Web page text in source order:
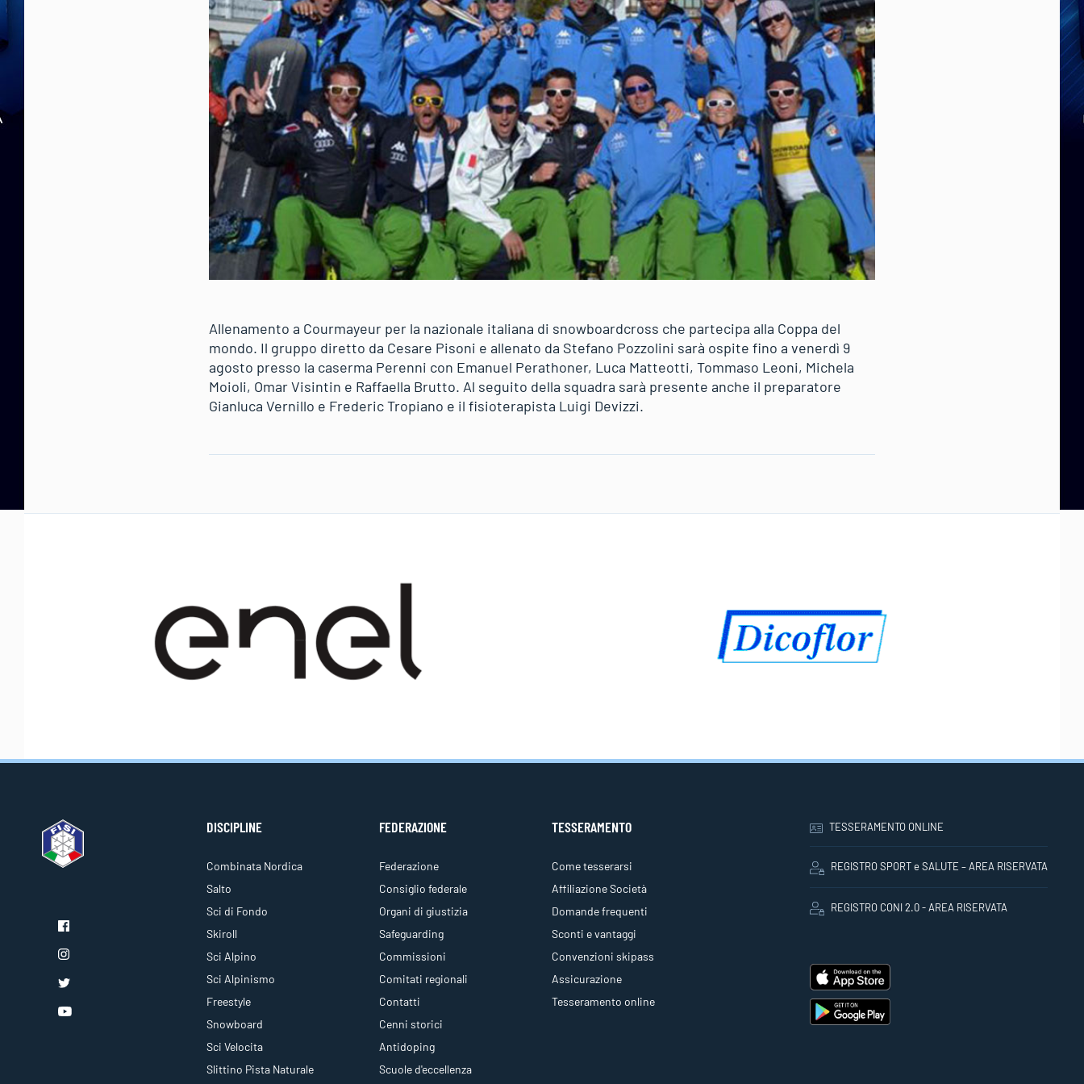
Allenamento a Courmayeur per la nazionale italiana di snowboardcross che partecipa alla Coppa del
mondo. Il gruppo diretto da Cesare Pisoni e allenato da Stefano Pozzolini sarà ospite fino a venerdì 9
agosto presso la caserma Perenni con Emanuel Perathoner, Luca Matteotti, Tommaso Leoni, Michela
Moioli, Omar Visintin e Raffaella Brutto. Al seguito della squadra sarà presente anche il preparatore
Gianluca Vernillo e Frederic Tropiano e il fisioterapista Luigi Devizzi.
DISCIPLINE
Combinata Nordica
Salto
Sci di Fondo
Skiroll
Sci Alpino
Sci Alpinismo
Freestyle
Snowboard
Sci Velocita
Slittino Pista Naturale
FEDERAZIONE
Federazione
Consiglio federale
Organi di giustizia
Safeguarding
Commissioni
Comitati regionali
Contatti
Cenni storici
Antidoping
Scuole d'eccellenza
TESSERAMENTO
Come tesserarsi
Affiliazione Società
Domande frequenti
Sconti e vantaggi
Convenzioni skipass
Assicurazione
Tesseramento online
TESSERAMENTO ONLINE
REGISTRO SPORT e SALUTE – AREA RISERVATA
REGISTRO CONI 2.0 - AREA RISERVATA